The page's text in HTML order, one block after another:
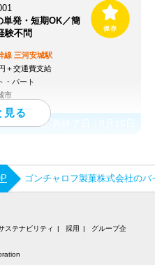
単発・短期OK／簡
験不問
線 三河安城駅
＋交通費支給
・パート
市
応募終了日：
ゴンチャロフ製菓株式会社の
ステナビリティ 採用
グループ企